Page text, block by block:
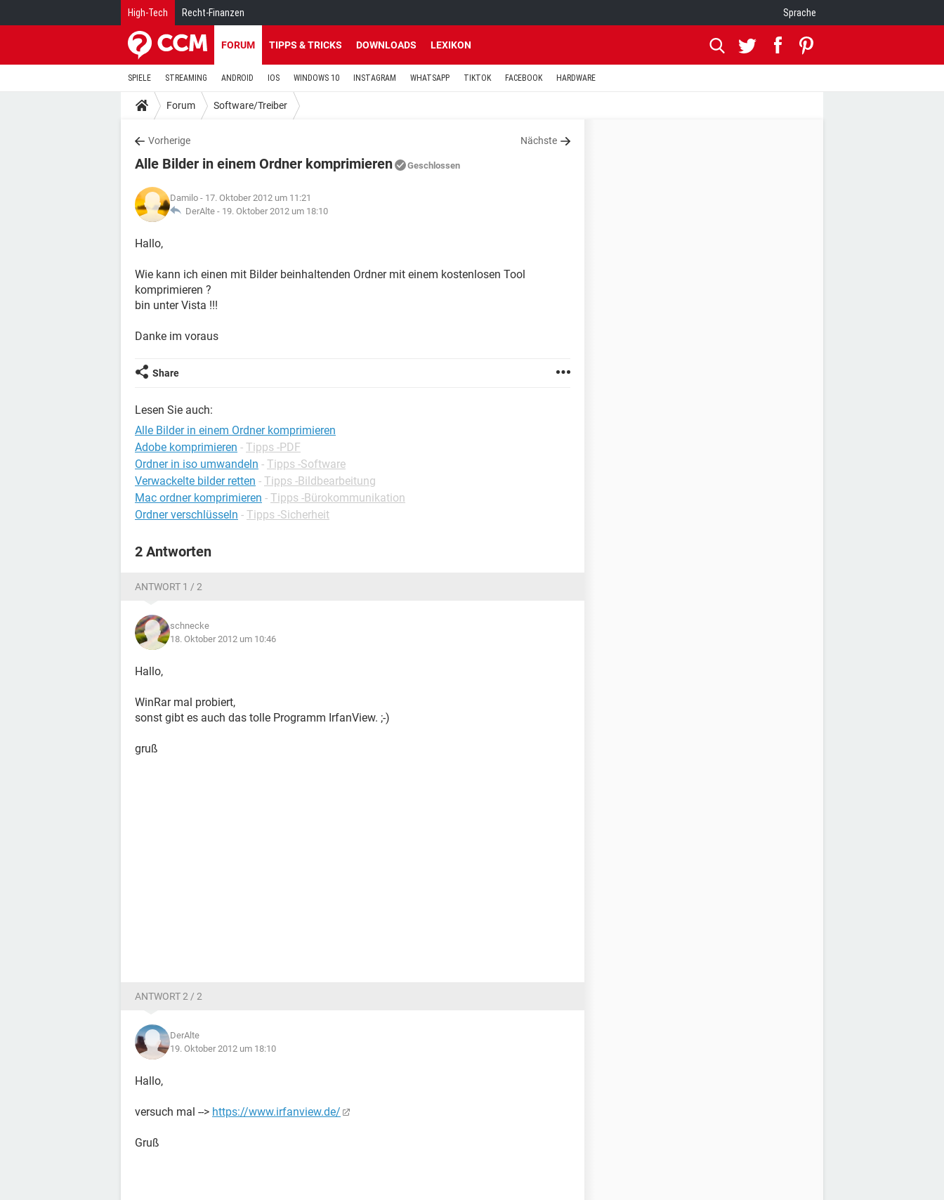
High-Tech Recht-Finanzen Sprache
FORUM TIPPS & TRICKS DOWNLOADS LEXIKON
SPIELE STREAMING ANDROID IOS WINDOWS 10 INSTAGRAM WHATSAPP TIKTOK FACEBOOK HARDWARE
Forum Software/Treiber
Vorherige Nächste
Alle Bilder in einem Ordner komprimieren Geschlossen
Damilo - 17. Oktober 2012 um 11:21
DerAlte - 19. Oktober 2012 um 18:10
Hallo,
Wie kann ich einen mit Bilder beinhaltenden Ordner mit einem kostenlosen Tool
komprimieren ?
bin unter Vista !!!
Danke im voraus
Share
Lesen Sie auch:
Alle Bilder in einem Ordner komprimieren
Adobe komprimieren - Tipps -PDF
Ordner in iso umwandeln - Tipps -Software
Verwackelte bilder retten - Tipps -Bildbearbeitung
Mac ordner komprimieren - Tipps -Bürokommunikation
Ordner verschlüsseln - Tipps -Sicherheit
2 Antworten
ANTWORT 1 / 2
schnecke
18. Oktober 2012 um 10:46
Hallo,
WinRar mal probiert,
sonst gibt es auch das tolle Programm IrfanView. ;-)
gruß
ANTWORT 2 / 2
DerAlte
19. Oktober 2012 um 18:10
Hallo,
versuch mal --> https://www.irfanview.de/
Gruß